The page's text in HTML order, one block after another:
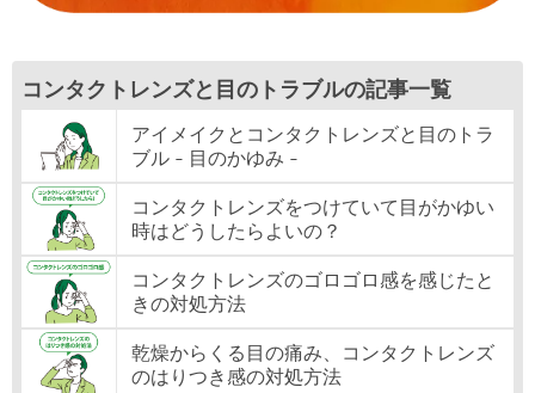
コンタクトレンズと目のトラブルの記事一覧
アイメイクとコンタクトレンズと目のトラ
ブル - 目のかゆみ -
コンタクトレンズをつけていて目がかゆい
時はどうしたらよいの？
コンタクトレンズのゴロゴロ感を感じたと
きの対処方法
乾燥からくる目の痛み、コンタクトレンズ
のはりつき感の対処方法